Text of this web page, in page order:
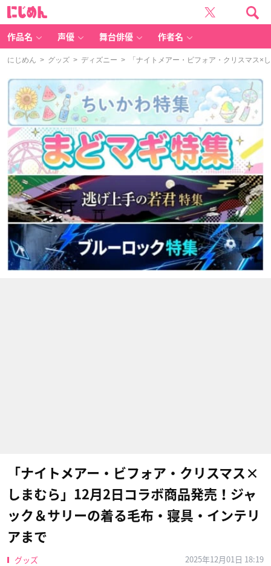
作品名 声優 舞台俳優 作者名
にじめん > グッズ > ディズニー > 「ナイトメアー・ビフォア・クリスマス×
「ナイトメアー・ビフォア・クリスマス×
しまむら」12月2日コラボ商品発売！ジャ
ック＆サリーの着る毛布・寝具・インテリ
アまで
グッズ 2025年12月01日 18:19